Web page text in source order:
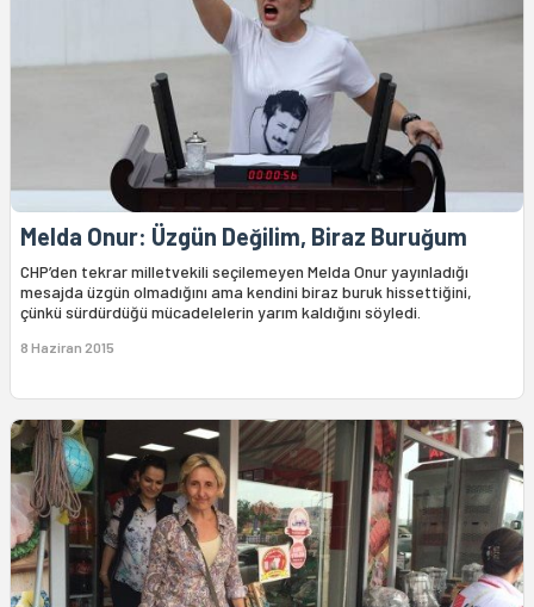
Melda Onur: Üzgün Değilim, Biraz Buruğum
CHP’den tekrar milletvekili seçilemeyen Melda Onur yayınladığı
mesajda üzgün olmadığını ama kendini biraz buruk hissettiğini,
çünkü sürdürdüğü mücadelelerin yarım kaldığını söyledi.
8 Haziran 2015